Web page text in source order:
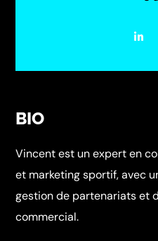
BIO
Vincent est un expert en
et marketing sportif, avec
gestion de partenariats et
commercial.